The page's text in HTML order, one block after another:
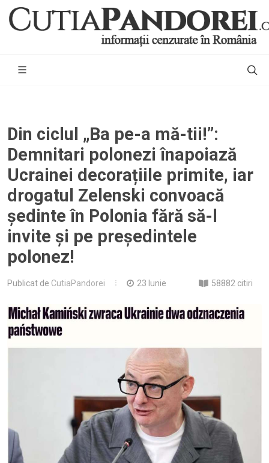
Din ciclul „Ba pe-a mă-tii!”:
Demnitari polonezi înapoiază
Ucrainei decorațiile primite, iar
drogatul Zelenski convoacă
ședinte în Polonia fără să-l
invite și pe președintele
polonez!
Publicat de CutiaPandorei 23 Iunie 58882 citiri